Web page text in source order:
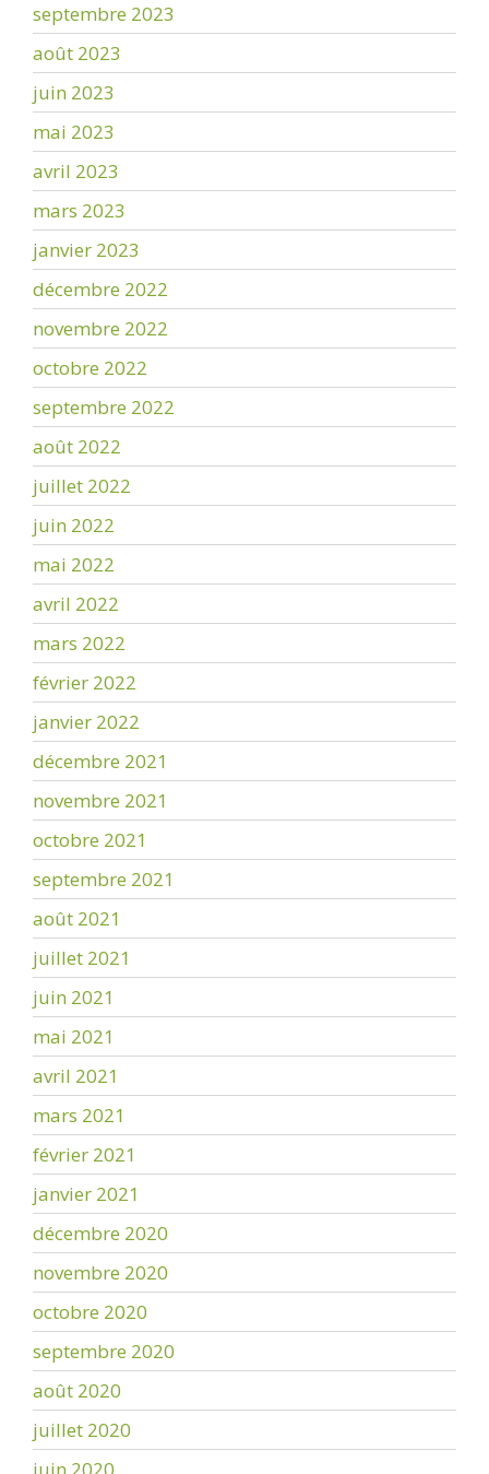
septembre 2023
août 2023
juin 2023
mai 2023
avril 2023
mars 2023
janvier 2023
décembre 2022
novembre 2022
octobre 2022
septembre 2022
août 2022
juillet 2022
juin 2022
mai 2022
avril 2022
mars 2022
février 2022
janvier 2022
décembre 2021
novembre 2021
octobre 2021
septembre 2021
août 2021
juillet 2021
juin 2021
mai 2021
avril 2021
mars 2021
février 2021
janvier 2021
décembre 2020
novembre 2020
octobre 2020
septembre 2020
août 2020
juillet 2020